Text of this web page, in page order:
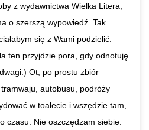
z wydawnictwa Wielka Litera,
o szerszą wypowiedź. Tak
się z Wami podzielić.
ten przyjdzie pora, gdy odnotuję
Ot, po prostu zbiór
autobusu, podróży
w toalecie i wszędzie tam,
czasu. Nie oszczędzam siebie.